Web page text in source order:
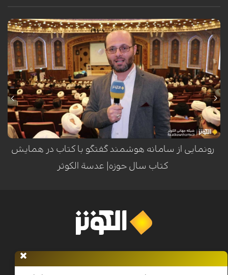
شبکه الکوثر در گزارشی ویژه از برگزاری بیست‌وهفتمین همایش کتاب سال
حوزه در شهر مقدس قم خبر داد؛ رویدادی علمی که با حضور شخصیت‌های
برجسته حوزوی و ارائه یک هزار و ۹۰۰ اثر به دبیرخانه، ضمن معرفی ۷ اثر برگزیده
و ۳۵ اثر شایسته تقدیر و تحسین، از سامانه گفتگوی هوشمند با کتاب مبتنی
بر هوش مصنوعی رونمایی کرد.
رونمایی از سامانه هوشمند گفتگو با کتاب در همایش
کتاب سال حوزه| عدسة الکوثر
معرفی